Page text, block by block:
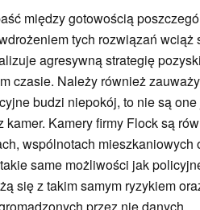
między gotowością
tych rozwiązań wciąż
agresywną strategię
czasie. Należy również
budzi niepokój, to nie są
Kamery firmy Flock są
wspólnotach mieszkaniowych
same możliwości jak
się z takim samym ryzykiem